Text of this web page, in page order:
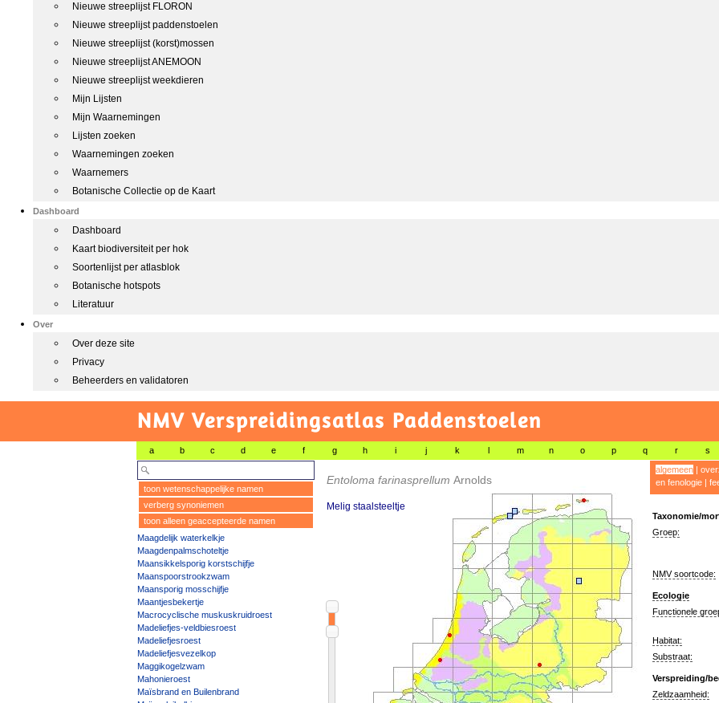
Nieuwe streeplijst FLORON
Nieuwe streeplijst paddenstoelen
Nieuwe streeplijst (korst)mossen
Nieuwe streeplijst ANEMOON
Nieuwe streeplijst weekdieren
Mijn Lijsten
Mijn Waarnemingen
Lijsten zoeken
Waarnemingen zoeken
Waarnemers
Botanische Collectie op de Kaart
Dashboard
Dashboard
Kaart biodiversiteit per hok
Soortenlijst per atlasblok
Botanische hotspots
Literatuur
Over
Over deze site
Privacy
Beheerders en validatoren
NMV Verspreidingsatlas Paddenstoelen
a b c d e f g h i j k l m n o p q r s
toon wetenschappelijke namen
verberg synoniemen
toon alleen geaccepteerde namen
Maagdelijk waterkelkje
Maagdenpalmschoteltje
Maansikkelsporig korstschijfje
Maanspoorstrookzwam
Maansporig mosschijfje
Maantjesbekertje
Macrocyclische muskuskruidroest
Madeliefjes-veldbiesroest
Madeliefjesroest
Madeliefjesvezelkop
Maggikogelzwam
Mahonieroest
Maïsbrand en Builenbrand
Entoloma farinasprellum Arnolds
Melig staalsteeltje
algemeen|
en fenologie|
Taxonomie/
Groep:
NMV soortcode:
Ecologie
Functionele
Habitat:
Substraat:
Verspreiding/
Zeldzaamheid: